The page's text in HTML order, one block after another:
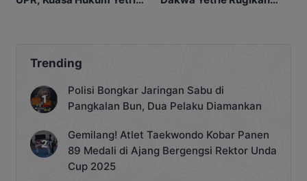
Trending
Polisi Bongkar Jaringan Sabu di
Pangkalan Bun, Dua Pelaku Diamankan
Gemilang! Atlet Taekwondo Kobar Panen
89 Medali di Ajang Bergengsi Rektor Unda
Cup 2025